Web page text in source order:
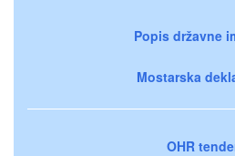
Popis državne
Mostarska
OHR